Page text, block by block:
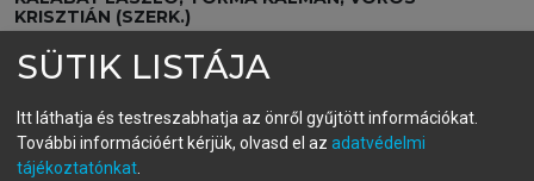
KRISZTIÁN (SZERK.)
Családorvosi ismeretek
menu_book OLVASÁS
SÜTIK LISTÁJA
Itt láthatja és testreszabhatja az önről gyűjtött információkat.
További információért kérjük, olvasd el az adatvédelmi
tájékoztatónkat